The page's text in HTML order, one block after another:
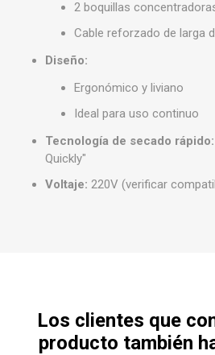
2 boquillas
Cable reforzado de larga
Diseño:
Ergonómico y liviano
Ideal para uso continuo
Tecnología de secado rápido:
Quickly"
Voltaje: 220V (verificar
Los clientes que
producto también